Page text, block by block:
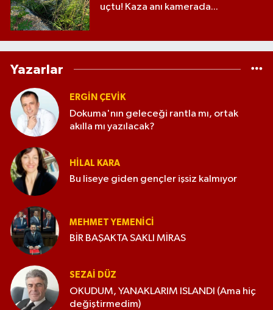
uçtu! Kaza anı kamerada...
Yazarlar
ERGIN ÇEVİK
Dokuma'nın geleceği rantla mı, ortak
akılla mı yazılacak?
HILAL KARA
Bu liseye giden gençler işsiz kalmıyor
MEHMET YEMENICI
BİR BAŞAKTA SAKLI MİRAS
SEZAI DÜZ
OKUDUM, YANAKLARIM ISLANDI (Ama hiç
değiştirmedim)